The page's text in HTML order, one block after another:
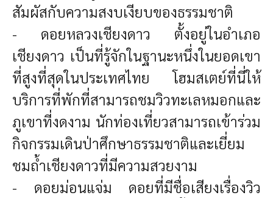
สัมผัสกับความสงบเงียบของธรรมชาติ
- ดอยหลวงเชียงดาว ตั้งอยู่ในอำเภอ
เชียงดาว เป็นที่รู้จักในฐานะหนึ่งในยอดเขา
ที่สูงที่สุดในประเทศไทย โฮมสเตย์ที่นี่ให้
บริการที่พักที่สามารถชมวิวทะเลหมอกและ
ภูเขาที่งดงาม นักท่องเที่ยวสามารถเข้าร่วม
กิจกรรมเดินป่าศึกษาธรรมชาติและเยี่ยม
ชมถ้ำเชียงดาวที่มีความสวยงาม
- ดอยม่อนแจ่ม ดอยที่มีชื่อเสียงเรื่องวิว